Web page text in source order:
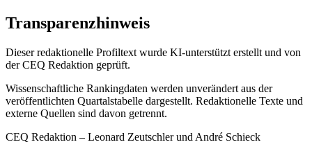
Transparenzhinweis
Dieser redaktionelle Profiltext wurde KI-unterstützt erstellt und von
der CEQ Redaktion geprüft.
Wissenschaftliche Rankingdaten werden unverändert aus der
veröffentlichten Quartalstabelle dargestellt. Redaktionelle Texte und
externe Quellen sind davon getrennt.
CEQ Redaktion – Leonard Zeutschler und André Schieck